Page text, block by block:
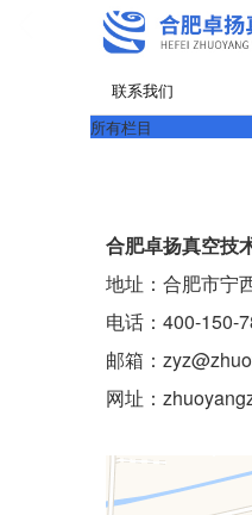
联系我们
所有栏目
合肥卓扬真空技
地址：合肥市宁
电话：400-150-
邮箱：
网址：